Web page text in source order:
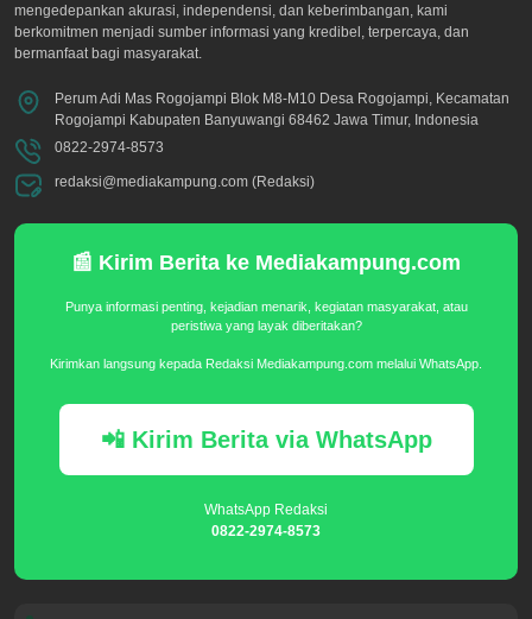
mengedepankan akurasi, independensi, dan keberimbangan, kami
berkomitmen menjadi sumber informasi yang kredibel, terpercaya, dan
bermanfaat bagi masyarakat.
Perum Adi Mas Rogojampi Blok M8-M10 Desa Rogojampi, Kecamatan
Rogojampi Kabupaten Banyuwangi 68462 Jawa Timur, Indonesia
0822-2974-8573
redaksi@mediakampung.com (Redaksi)
📰 Kirim Berita ke Mediakampung.com
Punya informasi penting, kejadian menarik, kegiatan masyarakat, atau
peristiwa yang layak diberitakan?
Kirimkan langsung kepada Redaksi Mediakampung.com melalui WhatsApp.
📲 Kirim Berita via WhatsApp
WhatsApp Redaksi
0822-2974-8573